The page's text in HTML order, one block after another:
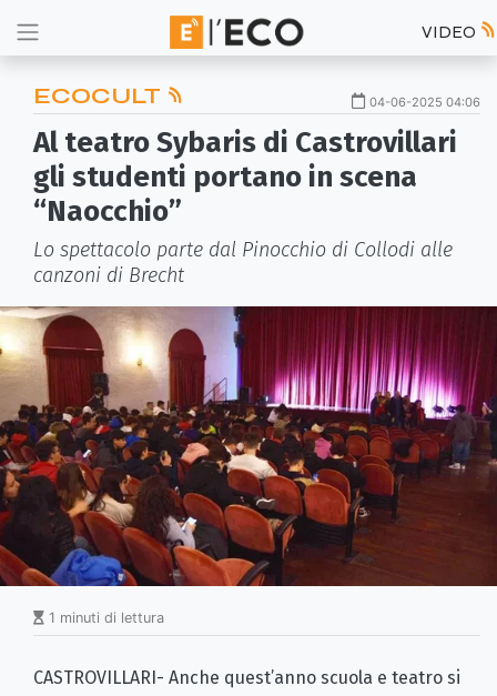
VIDEO
ECOCULT 04-06-2025 04:06
Al teatro Sybaris di Castrovillari
gli studenti portano in scena
“Naocchio”
Lo spettacolo parte dal Pinocchio di Collodi alle
canzoni di Brecht
1 minuti di lettura
CASTROVILLARI- Anche quest’anno scuola e teatro si